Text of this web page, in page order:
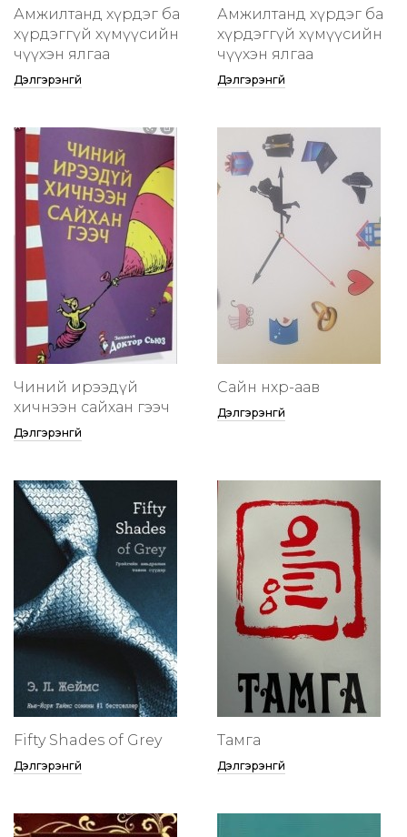
Амжилтанд хүрдэг ба
хүрдэггүй хүмүүсийн
өчүүхэн ялгаа
Дэлгэрэнгүй
Амжилтанд хүрдэг ба
хүрдэггүй хүмүүсийн
өчүүхэн ялгаа
Дэлгэрэнгүй
Чиний ирээдүй
хичнээн сайхан гээч
Дэлгэрэнгүй
Сайн нөхөр-аав
Дэлгэрэнгүй
Fifty Shades of Grey
Дэлгэрэнгүй
Тамга
Дэлгэрэнгүй